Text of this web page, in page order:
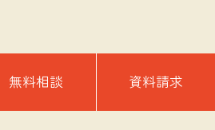
無料相談 資料請求
案しているマスターズ